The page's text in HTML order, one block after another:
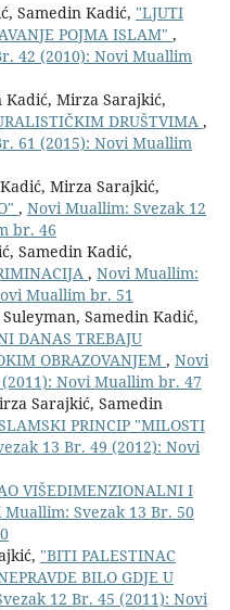
Samedin Kadić, "LJUTI
POJMA ISLAM" ,
42 (2010): Novi Muallim
Mirza Sarajkić,
DRUŠTVIMA ,
61 (2015): Novi Muallim
Mirza Sarajkić,
, Novi Muallim: Svezak 12
br. 46
Samedin Kadić,
, Novi Muallim:
Muallim br. 51
Samedin Kadić,
DANAS TREBAJU
OBRAZOVANJEM , Novi
Novi Muallim br. 47
Sarajkić, Samedin
PRINCIP "MILOSTI
13 Br. 49 (2012): Novi
VIŠEDIMENZIONALNI I
Muallim: Svezak 13 Br. 50
"BITI PALESTINAC
BILO GDJE U
12 Br. 45 (2011): Novi